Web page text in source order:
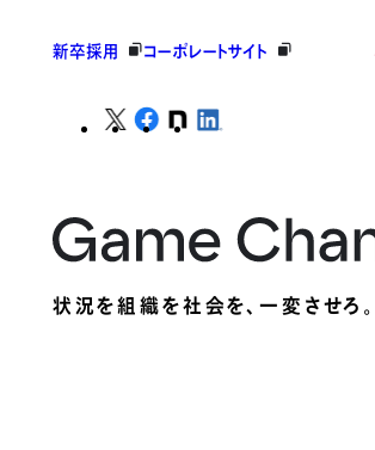
新卒採用 コーポレートサイト
状況を組織を社会を、一変させろ。